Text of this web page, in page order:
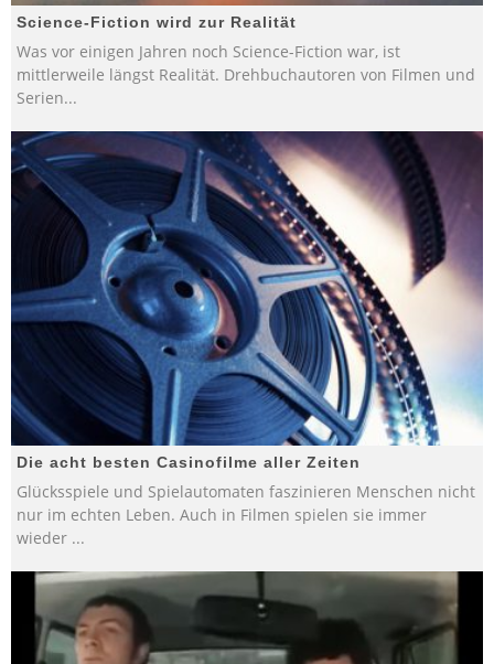
Science-Fiction wird zur Realität
Was vor einigen Jahren noch Science-Fiction war, ist
mittlerweile längst Realität. Drehbuchautoren von Filmen und
Serien...
Die acht besten Casinofilme aller Zeiten
Glücksspiele und Spielautomaten faszinieren Menschen nicht
nur im echten Leben. Auch in Filmen spielen sie immer
wieder ...